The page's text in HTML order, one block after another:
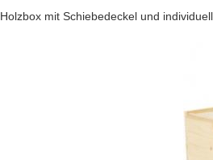
Holzbox mit Schiebedeckel und